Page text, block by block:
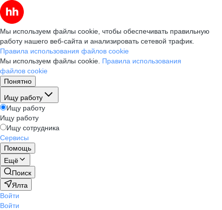
Мы используем файлы cookie, чтобы обеспечивать правильную
работу нашего веб-сайта и анализировать сетевой трафик.
Правила использования файлов cookie
Мы используем файлы cookie. Правила использования
файлов cookie
Понятно
Ищу работу
Ищу работу
Ищу работу
Ищу сотрудника
Сервисы
Помощь
Ещё
Поиск
Ялта
Войти
Войти